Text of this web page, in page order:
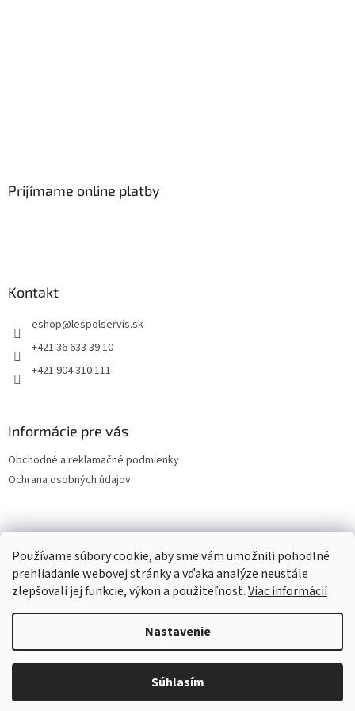
Používame súbory cookie, aby sme vám umožnili pohodlné
prehliadanie webovej stránky a vďaka analýze neustále
zlepšovali jej funkcie, výkon a použiteľnosť.Viac informácií
Nastavenie
Súhlasím
Prijímame online platby
Kontakt
eshop@lespolservis.sk
+421 36 633 39 10
+421 904 310 111
Informácie pre vás
Obchodné a reklamačné podmienky
Ochrana osobných údajov
Copyright 2026LESPOL - SERVIS, s.r.o.. Všetky práva vyhradené.
Upraviť nastavenie cookies